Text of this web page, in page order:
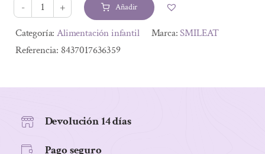
SMILITOS
SABOR
FRESA
25G
Añadir
Alternative:
Categoría:Alimentación infantil Marca:SMILEAT
Referencia: 8437017636359
Devolución 14 días
Pago seguro